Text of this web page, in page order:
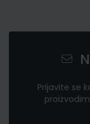
Prijavite se